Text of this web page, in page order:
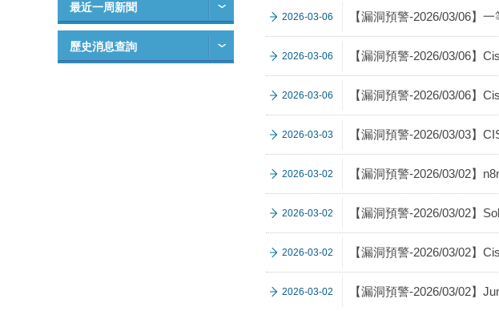
最近一周新聞
歷史消息查詢
2026-03-06 【漏洞預警-2026/03/06】
2026-03-06 【漏洞預警-2026/03/06】
2026-03-06 【漏洞預警-2026/03/06】
2026-03-03 【漏洞預警-2026/03/03】
2026-03-02 【漏洞預警-2026/03/02】
2026-03-02 【漏洞預警-2026/03/02】
2026-03-02 【漏洞預警-2026/03/02】
2026-03-02 【漏洞預警-2026/03/02】